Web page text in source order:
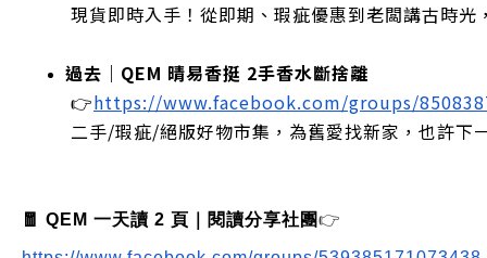
現貨即時入手！從即期、瑕疵優惠到老闆講古時
過去｜QEM 晴易香挺 2手香水斷捨離
👉https://www.facebook.com/groups/
二手/瑕疵/絕版好物市集，為舊愛找新家，也許下
🧧 QEM 一天讀 2 頁｜閱讀分享社團👉